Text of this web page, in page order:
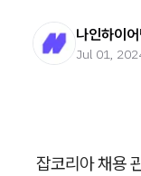
나인하이
Jul 01,
잡코리아 채용